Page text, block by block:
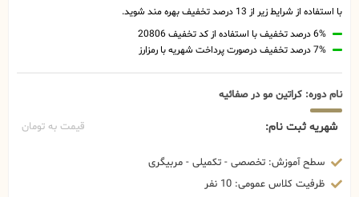
با استفاده از شرایط زیر از 13 درصد تخفیف بهره مند شوید.
6% درصد تخفیف با استفاده از کد تخفیف 20806
7% درصد تخفیف درصورت پرداخت شهریه با رمزارز
نام دوره: کراتین مو در صفائیه
شهریه ثبت نام: قیمت به تومان
سطح آموزش: تخصصی - تکمیلی - مربیگری
ظرفیت کلاس عمومی: 10 نفر